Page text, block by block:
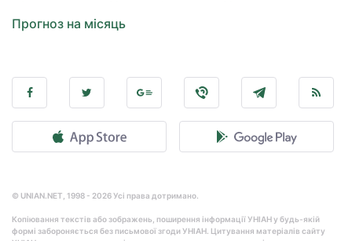
Прогноз на місяць
© UNIAN.NET, 1998 - 2026 Усі права дотримано.
Копіювання текстів або зображень, поширення інформації УНІАН у будь-якій
формі забороняється без письмової згоди УНІАН. Цитування матеріалів сайту